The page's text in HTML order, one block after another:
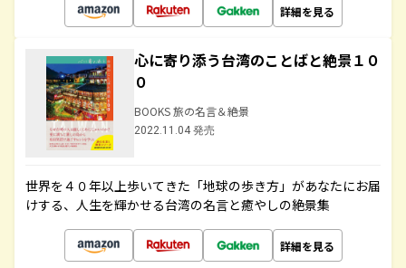
詳細を見る
心に寄り添う台湾のことばと絶景１０
０
BOOKS 旅の名言＆絶景
2022.11.04 発売
世界を４０年以上歩いてきた「地球の歩き方」があなたにお届
けする、人生を輝かせる台湾の名言と癒やしの絶景集
詳細を見る